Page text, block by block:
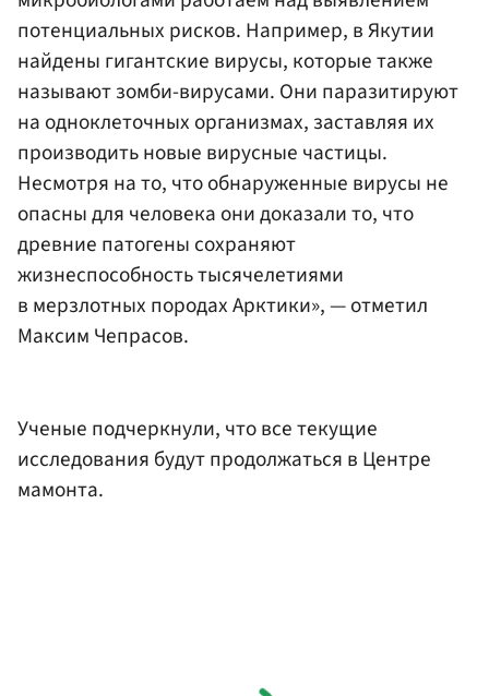
потенциальных рисков. Например, в Якутии
найдены гигантские вирусы, которые также
называют зомби-вирусами. Они паразитируют
на одноклеточных организмах, заставляя их
производить новые вирусные частицы.
Несмотря на то, что обнаруженные вирусы не
опасны для человека они доказали то, что
древние патогены сохраняют
жизнеспособность тысячелетиями
в мерзлотных породах Арктики», — отметил
Максим Чепрасов.
Ученые подчеркнули, что все текущие
исследования будут продолжаться в Центре
мамонта.